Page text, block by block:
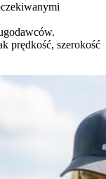
prędkość, szerokość